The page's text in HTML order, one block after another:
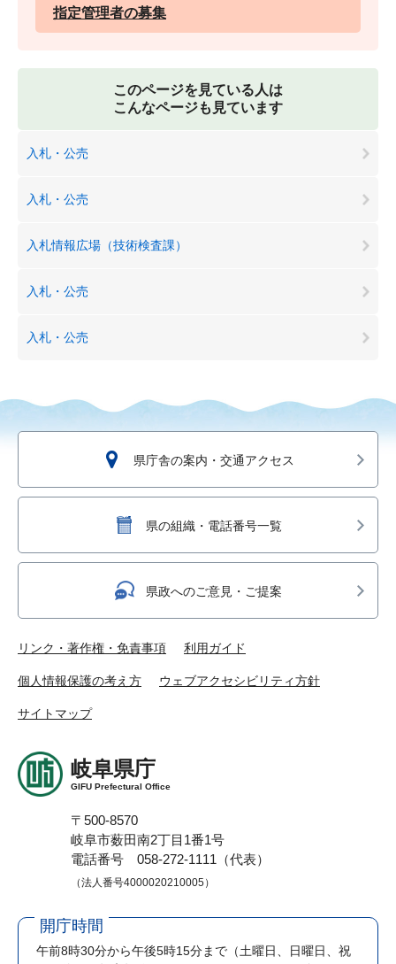
指定管理者の募集
このページを見ている人は
こんなページも見ています
入札・公売
入札・公売
入札情報広場（技術検査課）
入札・公売
入札・公売
県庁舎の案内・交通アクセス
県の組織・電話番号一覧
県政へのご意見・ご提案
リンク・著作権・免責事項 利用ガイド
個人情報保護の考え方 ウェブアクセシビリティ方針
サイトマップ
岐阜県庁
GIFU Prefectural Office
〒500-8570
岐阜市薮田南2丁目1番1号
電話番号 058-272-1111（代表）
（法人番号4000020210005）
開庁時間
午前8時30分から午後5時15分まで （土曜日、日曜日、祝